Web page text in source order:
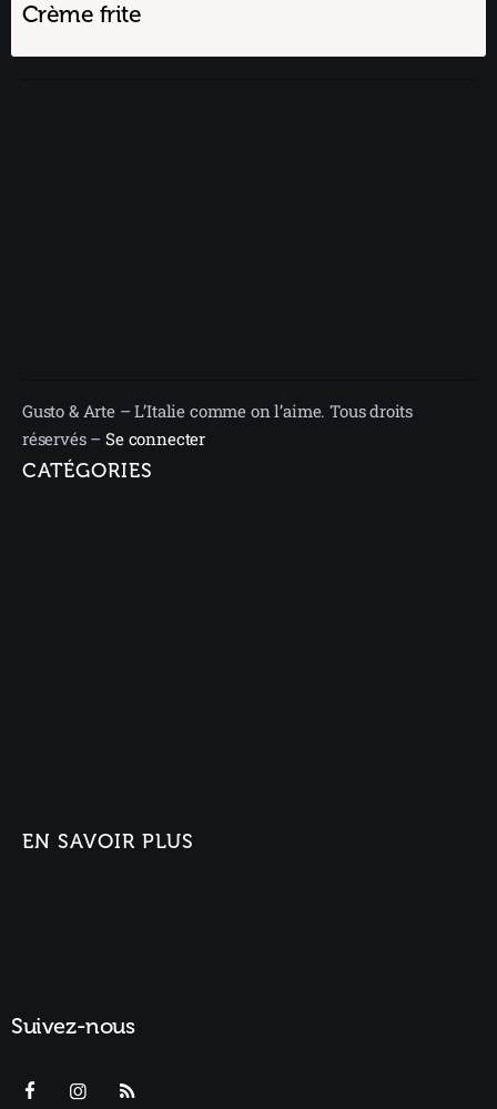
Crème frite
Gusto & Arte – L’Italie comme on l’aime. Tous droits
réservés –Se connecter
CATÉGORIES
EN SAVOIR PLUS
Suivez-nous